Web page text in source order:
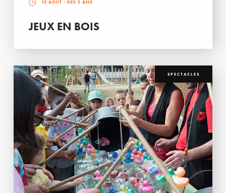
12 AOÛT - DÈS 5 ANS
JEUX EN BOIS
SPECTACLES